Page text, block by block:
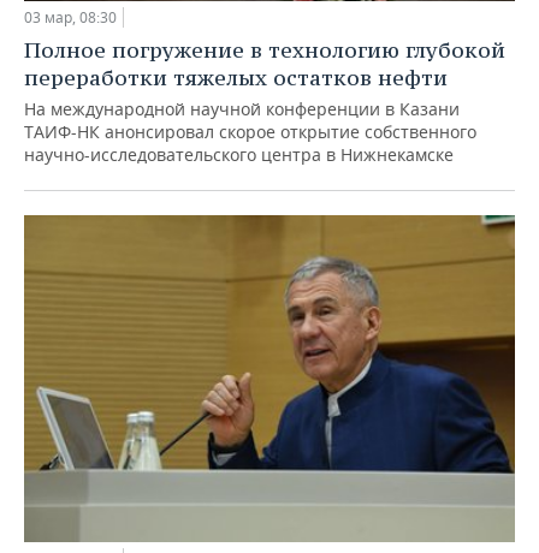
03 мар, 08:30
Полное погружение в технологию глубокой
переработки тяжелых остатков нефти
На международной научной конференции в Казани
ТАИФ-НК анонсировал скорое открытие собственного
научно-исследовательского центра в Нижнекамске